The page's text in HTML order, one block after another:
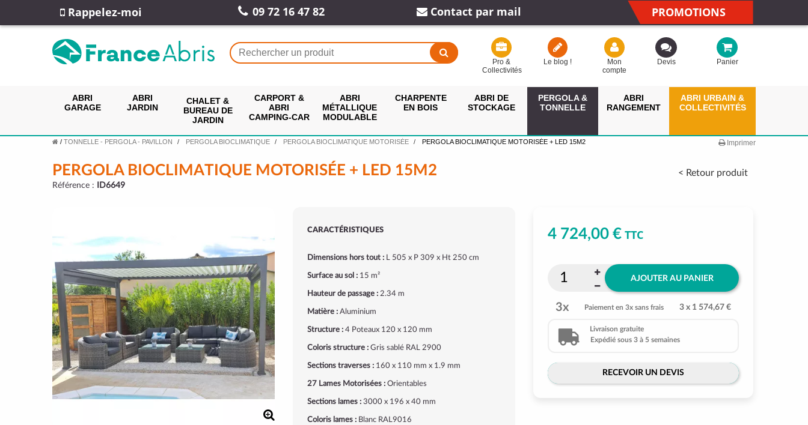
Rappelez-moi 09 72 16 47 82 Contact par mail PROMOTIONS
Pro &
Collectivités
Le blog !
Mon
compte
Devis Panier
ABRI
GARAGE
ABRI
JARDIN
CHALET &
BUREAU DE
JARDIN
CARPORT &
ABRI
CAMPING-CAR
ABRI
MÉTALLIQUE
MODULABLE
CHARPENTE
EN BOIS
ABRI DE
STOCKAGE
PERGOLA &
TONNELLE
ABRI
RANGEMENT
ABRI URBAIN &
COLLECTIVITÉS
/ TONNELLE - PERGOLA - PAVILLON PERGOLA BIOCLIMATIQUE PERGOLA BIOCLIMATIQUE MOTORISÉE PERGOLA BIOCLIMATIQUE MOTORISÉE + LED 15M2 Imprimer
< Retour produit
PERGOLA BIOCLIMATIQUE MOTORISÉE + LED 15M2
Référence : ID6649
CARACTÉRISTIQUES
Dimensions hors tout :L 505 x P 309 x Ht 250 cm
Surface au sol :15 m²
Hauteur de passage :2.34 m
Matière :Aluminium
Structure :4 Poteaux 120 x 120 mm
Coloris structure :Gris sablé RAL 2900
Sections traverses : 160 x 110 mm x 1.9 mm
27 Lames Motorisées :Orientables
Sections lames : 3000 x 196 x 40 mm
Coloris lames :Blanc RAL9016
4 724,00 €TTC
AJOUTER AU PANIER
3x Paiement en 3x sans frais 3 x 1 574,67 €
Livraison gratuite
Expédié sous 3 à 5 semaines
RECEVOIR UN DEVIS